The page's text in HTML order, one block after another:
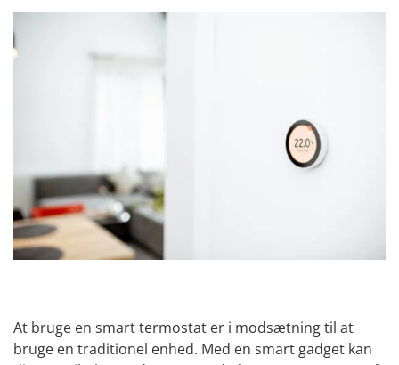
At bruge en smart termostat er i modsætning til at
bruge en traditionel enhed. Med en smart gadget kan